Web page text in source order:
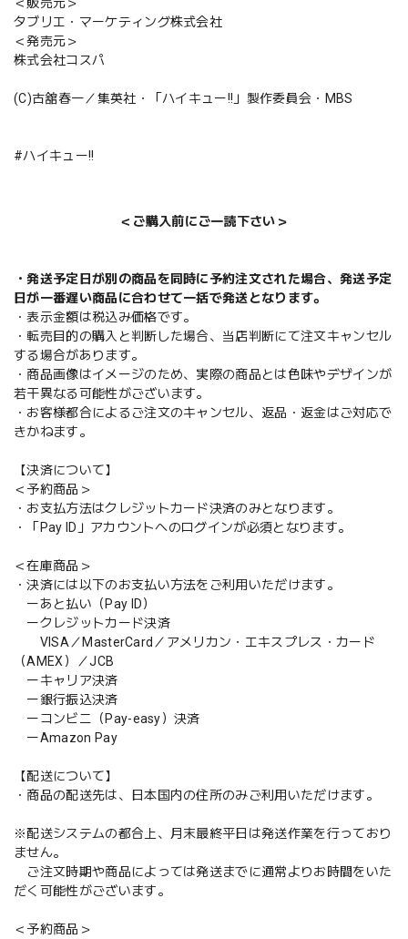
タブリエ・マーケティング株式会社
＜発売元＞
株式会社コスパ
(C)古舘春一／集英社・「ハイキュー!!」製作委員会・MBS
#ハイキュー!!
＜ご購入前にご一読下さい＞
・発送予定日が別の商品を同時に予約注文された場合、発送予定
日が一番遅い商品に合わせて一括で発送となります。
・表示金額は税込み価格です。
・転売目的の購入と判断した場合、当店判断にて注文キャンセル
する場合があります。
・商品画像はイメージのため、実際の商品とは色味やデザインが
若干異なる可能性がございます。
・お客様都合によるご注文のキャンセル、返品・返金はご対応で
きかねます。
【決済について】
＜予約商品＞
・お支払方法はクレジットカード決済のみとなります。
・「Pay ID」アカウントへのログインが必須となります。
＜在庫商品＞
・決済には以下のお支払い方法をご利用いただけます。
ーあと払い（Pay ID）
ークレジットカード決済
VISA／MasterCard／アメリカン・エキスプレス・カード
（AMEX）／JCB
ーキャリア決済
ー銀行振込決済
ーコンビニ（Pay-easy）決済
ーAmazon Pay
【配送について】
・商品の配送先は、日本国内の住所のみご利用いただけます。
※配送システムの都合上、月末最終平日は発送作業を行っており
ません。
ご注文時期や商品によっては発送までに通常よりお時間をいた
だく可能性がございます。
＜予約商品＞